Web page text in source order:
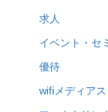
求人
イベント・セ
優待
wifiメディア